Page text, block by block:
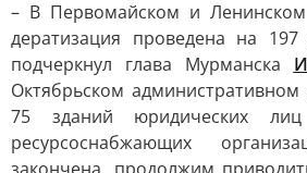
– В Первомайском и Ленинском
дератизация проведена на
подчеркнул глава Мурманска
Октябрьском административном
75 зданий юридических
ресурсоснабжающих